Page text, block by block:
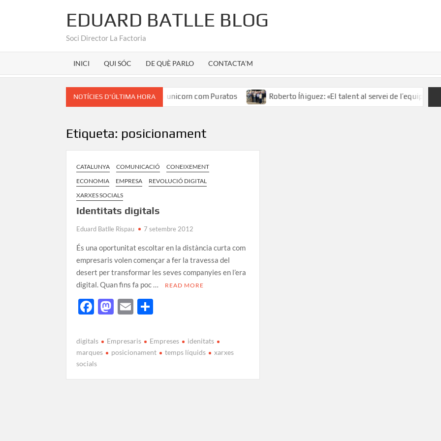
EDUARD BATLLE BLOG
Soci Director La Factoria
INICI QUI SÓC DE QUÈ PARLO CONTACTA’M
NOTÍCIES D'ÚLTIMA HORA
Marca Girona a la seu d’un unicorn com Puratos Roberto Íñiguez: «El talent al servei de l’equip»
Etiqueta: posicionament
CATALUNYA COMUNICACIÓ
CONEIXEMENT
ECONOMIA
EMPRESA
REVOLUCIÓ DIGITAL
XARXES SOCIALS
Identitats digitals
Eduard Batlle Rispau 7 setembre 2012
És una oportunitat escoltar en la distància curta com
empresaris volen començar a fer la travessa del
desert per transformar les seves companyies en l’era
digital. Quan fins fa poc …
READ MORE
F
e
b
o
o
M
to
d
n
E
ail m
p
te
digitals Empresaris Empreses
idenitats
marques
posicionament temps líquids
xarxes
socials